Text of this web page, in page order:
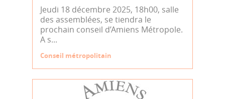
Jeudi 18 décembre 2025, 18h00, salle
des assemblées, se tiendra le
prochain conseil d’Amiens Métropole.
A s...
Conseil métropolitain